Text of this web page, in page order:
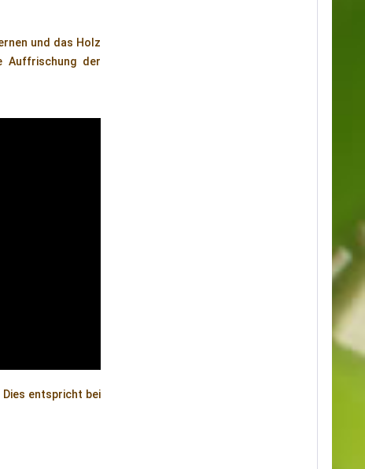
und das Holz
Auffrischung der
entspricht bei